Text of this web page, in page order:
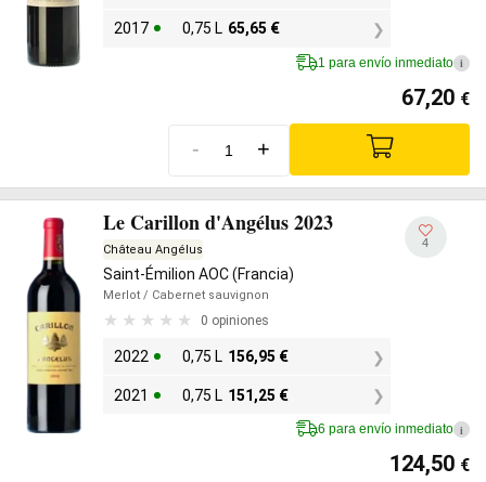
2017 0,75 L 65,65 €
1 para envío inmediato i
67,20 €
- +
Le Carillon d'Angélus 2023
Château Angélus
Saint-Émilion AOC (Francia)
Merlot / Cabernet sauvignon
0 opiniones
2022 0,75 L 156,95 €
2021 0,75 L 151,25 €
4
6 para envío inmediato i
124,50 €